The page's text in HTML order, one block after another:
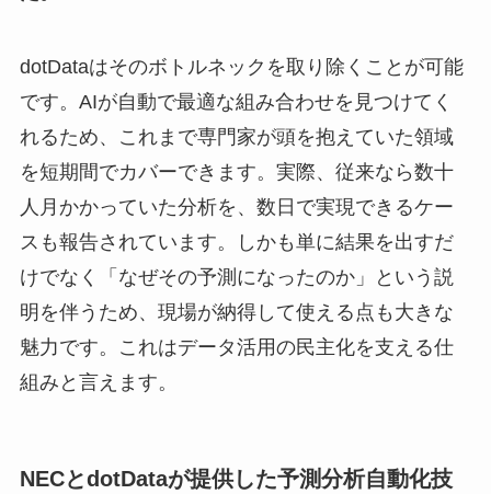
dotDataはそのボトルネックを取り除くことが可能
です。AIが自動で最適な組み合わせを見つけてく
れるため、これまで専門家が頭を抱えていた領域
を短期間でカバーできます。実際、従来なら数十
人月かかっていた分析を、数日で実現できるケー
スも報告されています。しかも単に結果を出すだ
けでなく「なぜその予測になったのか」という説
明を伴うため、現場が納得して使える点も大きな
魅力です。これはデータ活用の民主化を支える仕
組みと言えます。
NECとdotDataが提供した予測分析自動化技